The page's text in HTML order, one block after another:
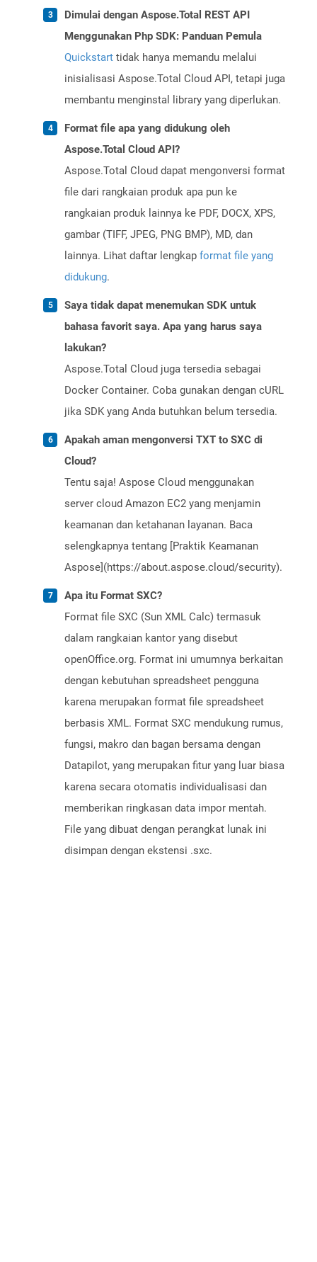
Dimulai dengan Aspose.Total REST API
Menggunakan Php SDK: Panduan Pemula
Quickstart tidak hanya memandu melalui
inisialisasi Aspose.Total Cloud API, tetapi juga
membantu menginstal library yang diperlukan.
Format file apa yang didukung oleh
Aspose.Total Cloud API?
Aspose.Total Cloud dapat mengonversi format
file dari rangkaian produk apa pun ke
rangkaian produk lainnya ke PDF, DOCX, XPS,
gambar (TIFF, JPEG, PNG BMP), MD, dan
lainnya. Lihat daftar lengkap format file yang
didukung.
Saya tidak dapat menemukan SDK untuk
bahasa favorit saya. Apa yang harus saya
lakukan?
Aspose.Total Cloud juga tersedia sebagai
Docker Container. Coba gunakan dengan cURL
jika SDK yang Anda butuhkan belum tersedia.
Apakah aman mengonversi TXT to SXC di
Cloud?
Tentu saja! Aspose Cloud menggunakan
server cloud Amazon EC2 yang menjamin
keamanan dan ketahanan layanan. Baca
selengkapnya tentang [Praktik Keamanan
Aspose](https://about.aspose.cloud/security).
Apa itu Format SXC?
Format file SXC (Sun XML Calc) termasuk
dalam rangkaian kantor yang disebut
openOffice.org. Format ini umumnya berkaitan
dengan kebutuhan spreadsheet pengguna
karena merupakan format file spreadsheet
berbasis XML. Format SXC mendukung rumus,
fungsi, makro dan bagan bersama dengan
Datapilot, yang merupakan fitur yang luar biasa
karena secara otomatis individualisasi dan
memberikan ringkasan data impor mentah.
File yang dibuat dengan perangkat lunak ini
disimpan dengan ekstensi .sxc.